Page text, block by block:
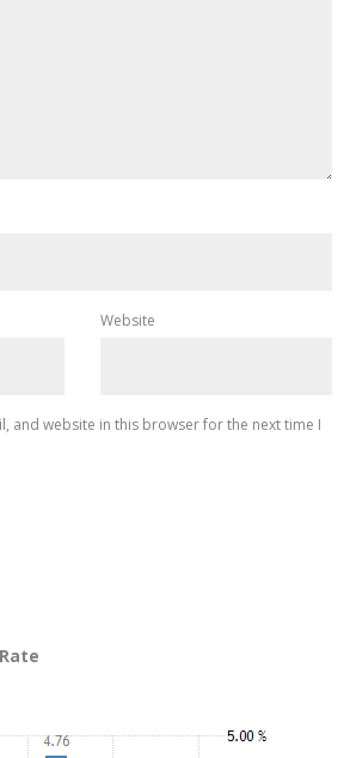
Website
and website in this browser for the next time I